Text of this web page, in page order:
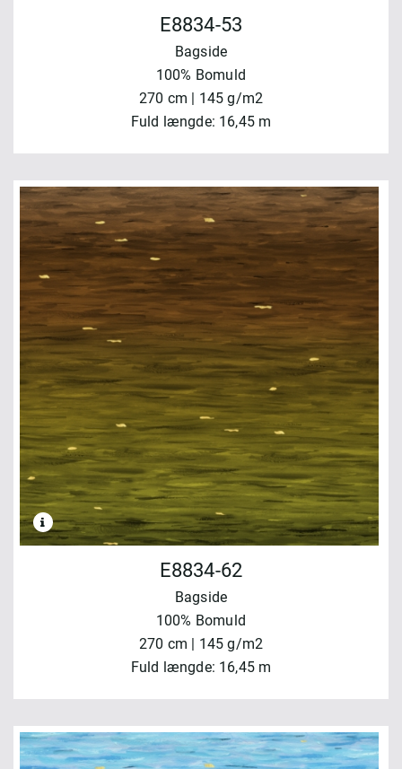
E8834-53
Bagside
100% Bomuld
270 cm | 145 g/m2
Fuld længde: 16,45 m
E8834-62
Bagside
100% Bomuld
270 cm | 145 g/m2
Fuld længde: 16,45 m